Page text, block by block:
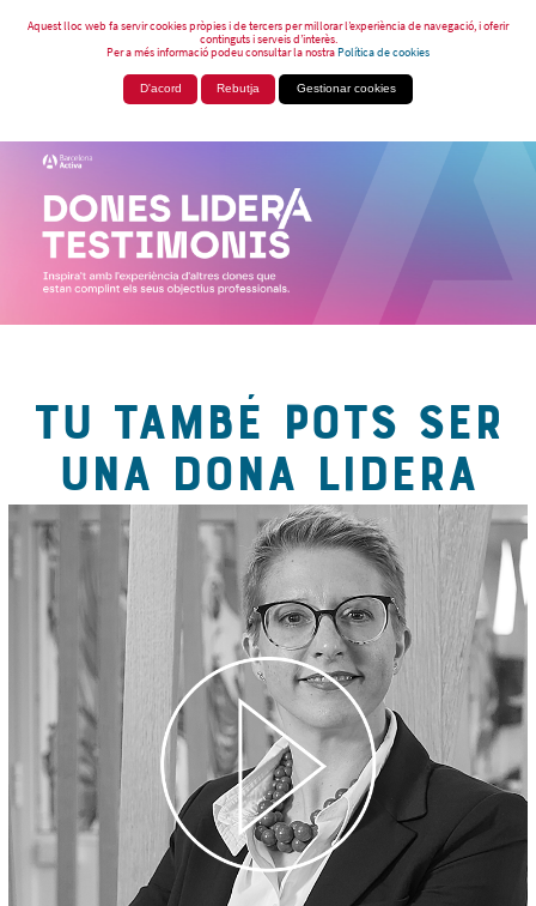
Aquest lloc web fa servir cookies pròpies i de tercers per millorar l’experiència de navegació, i oferir
continguts i serveis d’interès.
Per a més informació podeu consultar la nostraPolítica de cookies
D'acord Rebutja Gestionar cookies
TU TAMBÉ POTS SER
UNA DONA LIDERA